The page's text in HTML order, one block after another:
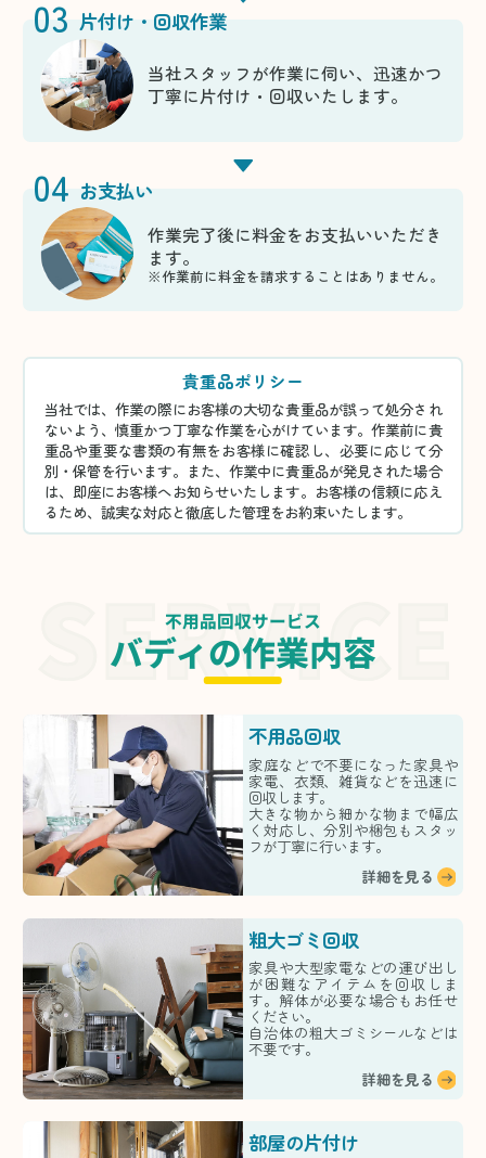
03 片付け・回収作業
当社スタッフが作業に伺い、迅速かつ
丁寧に片付け・回収いたします。
04 お支払い
作業完了後に料金をお支払いいただき
ます。
※作業前に料金を請求することはありません。
貴重品ポリシー
当社では、作業の際にお客様の大切な貴重品が誤って処分され
ないよう、慎重かつ丁寧な作業を心がけています。作業前に貴
重品や重要な書類の有無をお客様に確認し、必要に応じて分
別・保管を行います。また、作業中に貴重品が発見された場合
は、即座にお客様へお知らせいたします。お客様の信頼に応え
るため、誠実な対応と徹底した管理をお約束いたします。
不用品回収サービス
バディの作業内容
不用品回収
家庭などで不要になった家具や
家電、衣類、雑貨などを迅速に
回収します。
大きな物から細かな物まで幅広
く対応し、分別や梱包もスタッ
フが丁寧に行います。
詳細を見る
粗大ゴミ回収
家具や大型家電などの運び出し
が困難なアイテムを回収しま
す。解体が必要な場合もお任せ
ください。
自治体の粗大ゴミシールなどは
不要です。
詳細を見る
部屋の片付け